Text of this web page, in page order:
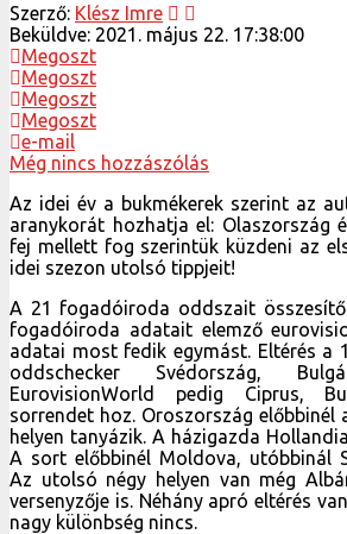
Szerző: Klész Imre
Beküldve: 2021. május 22. 17:38:00
Megoszt
Megoszt
Megoszt
Megoszt
e-mail
Még nincs hozzászólás
Az idei év a bukmékerek szerint az
aranykorát hozhatja el: Olaszország
fej mellett fog szerintük küzdeni az
idei szezon utolsó tippjeit!
A 21 fogadóiroda oddszait összesítő
fogadóiroda adatait elemző
adatai most fedik egymást. Eltérés a
oddschecker Svédország,
EurovisionWorld pedig Ciprus,
sorrendet hoz. Oroszország előbbinél
helyen tanyázik. A házigazda
A sort előbbinél Moldova, utóbbinál
Az utolsó négy helyen van még
versenyzője is. Néhány apró eltérés
nagy különbség nincs.